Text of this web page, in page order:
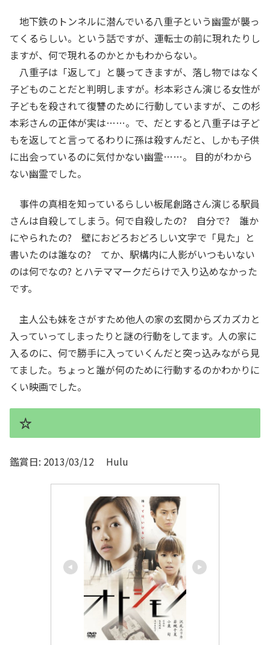
地下鉄のトンネルに潜んでいる八重子という幽霊が襲っ
てくるらしい。という話ですが、運転士の前に現れたりし
ますが、何で現れるのかとかもわからない。
八重子は「返して」と襲ってきますが、落し物ではなく
子どものことだと判明しますが。杉本彩さん演じる女性が
子どもを殺されて復讐のために行動していますが、この杉
本彩さんの正体が実は……。で、だとすると八重子は子ど
もを返してと言ってるわりに孫は殺すんだと、しかも子供
に出会っているのに気付かない幽霊……。 目的がわから
ない幽霊でした。
事件の真相を知っているらしい板尾創路さん演じる駅員
さんは自殺してしまう。何で自殺したの? 自分で? 誰か
にやられたの? 壁におどろおどろしい文字で「見た」と
書いたのは誰なの? てか、駅構内に人影がいつもいない
のは何でなの? とハテママークだらけで入り込めなかった
です。
主人公も妹をさがすため他人の家の玄関からズカズカと
入っていってしまったりと謎の行動をしてます。人の家に
入るのに、何で勝手に入っていくんだと突っ込みながら見
てました。ちょっと誰が何のために行動するのかわかりに
くい映画でした。
☆
鑑賞日: 2013/03/12 Hulu